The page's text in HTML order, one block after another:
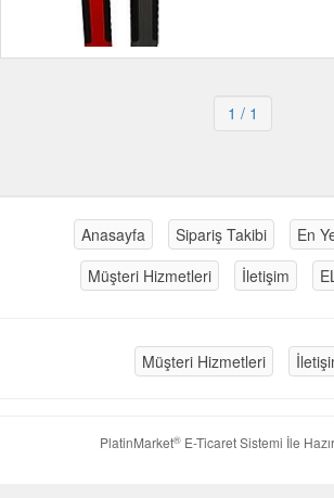
1 / 1
Anasayfa Sipariş Takibi
En
Müşteri Hizmetleri
İletişim
Müşteri Hizmetleri
PlatinMarket®E-Ticaret Sistemi İle